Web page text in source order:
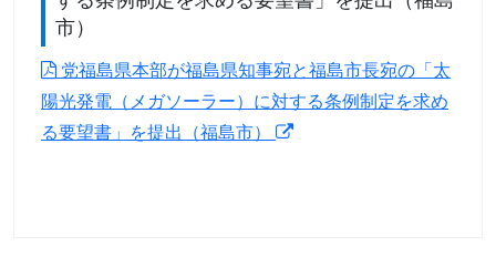
市）
党福島県本部が福島県知事宛と福島市長宛の「太
陽光発電（メガソーラー）に対する条例制定を求め
る要望書」を提出（福島市）